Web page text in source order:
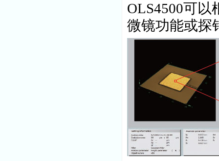
OLS4500可以
微镜功能或探